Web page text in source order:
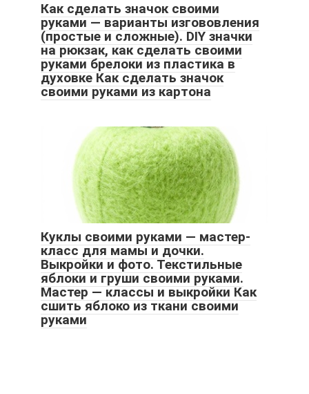
Как сделать значок своими
руками — варианты изгововления
(простые и сложные). DIY значки
на рюкзак, как сделать своими
руками брелоки из пластика в
духовке Как сделать значок
своими руками из картона
Куклы своими руками — мастер-
класс для мамы и дочки.
Выкройки и фото. Текстильные
яблоки и груши своими руками.
Мастер — классы и выкройки Как
сшить яблоко из ткани своими
руками